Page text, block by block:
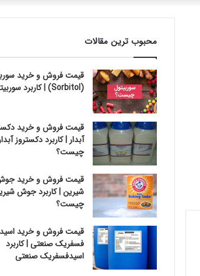
محبوب ترین مقالات
قیمت فروش و خرید
(Sorbitol) | کاربرد سوربیتول
قیمت فروش و خرید
آبدار | کاربرد دکستروز
چیست؟
قیمت فروش و خرید
شیرین | کاربرد جوش
چیست؟
قیمت فروش و خرید اسید
فسفریک صنعتی | کاربرد
اسیدفسفریک صنعتی